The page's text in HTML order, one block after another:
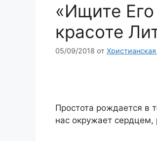
«Ищите
красоте
05/09/2018 от
Простота рождается в
нас окружает сердцем,